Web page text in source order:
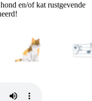
en/of kat rustgevende